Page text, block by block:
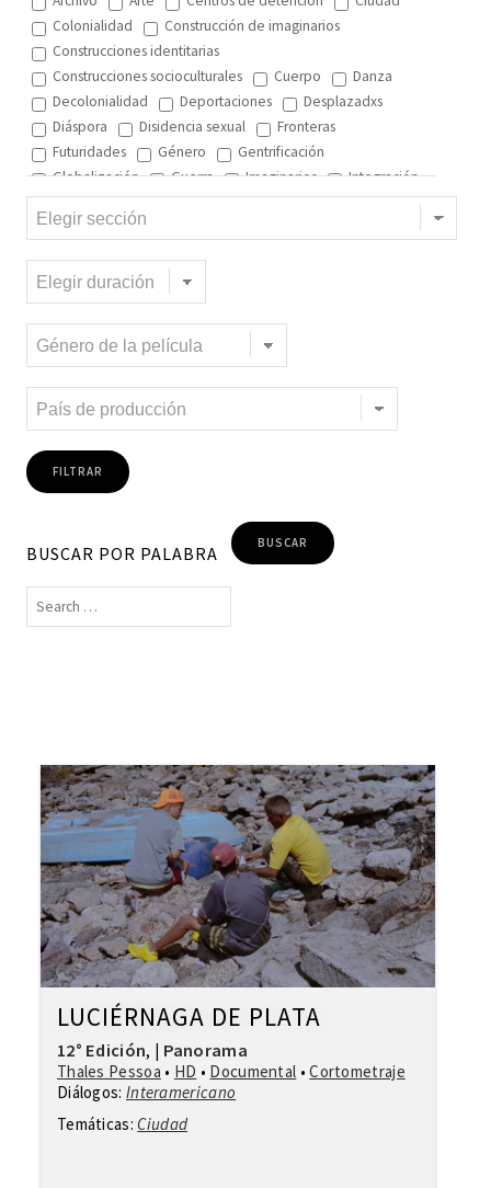
Colonialidad
Construcción de imaginarios
Construcciones identitarias
Construcciones socioculturales
Cuerpo
Danza
Decolonialidad
Deportaciones
Desplazadxs
Diáspora
Disidencia sexual
Fronteras
Futuridades
Género
Gentrificación
Globalización
Guerra Imaginarios
Integración
Interculturalidad
Interculturalidad en el arte
Interculturalidad en la música
Migración y DD.HH
Migración y globalización
Migración y Pueblos originarios
Migración y recursos naturales
Migración y salud
Movimiento
Mujeres
Niñez
Otredad
Pueblos Originarios
Racialidad
Refugiadxs y solicitantes de asilo
BUSCAR POR PALABRA
LUCIÉRNAGA DE PLATA
12° Edición, | Panorama
Thales Pessoa • HD • Documental •Cortometraje
Diálogos: Interamericano
Temáticas: Ciudad